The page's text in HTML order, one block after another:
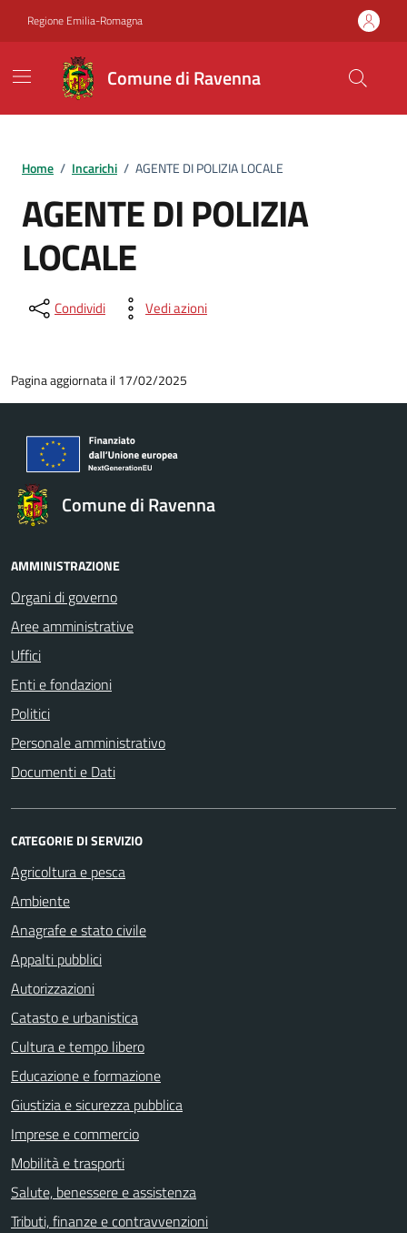
Regione Emilia-Romagna
Comune di Ravenna
Home / Incarichi / AGENTE DI POLIZIA LOCALE
AGENTE DI POLIZIA
LOCALE
Condividi Vedi azioni
Pagina aggiornata il 17/02/2025
Comune di Ravenna
AMMINISTRAZIONE
Organi di governo
Aree amministrative
Uffici
Enti e fondazioni
Politici
Personale amministrativo
Documenti e Dati
CATEGORIE DI SERVIZIO
Agricoltura e pesca
Ambiente
Anagrafe e stato civile
Appalti pubblici
Autorizzazioni
Catasto e urbanistica
Cultura e tempo libero
Educazione e formazione
Giustizia e sicurezza pubblica
Imprese e commercio
Mobilità e trasporti
Salute, benessere e assistenza
Tributi, finanze e contravvenzioni